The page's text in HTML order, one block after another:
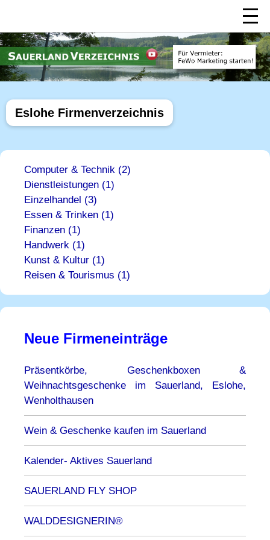
Eslohe Firmenverzeichnis
Computer & Technik (2)
Dienstleistungen (1)
Einzelhandel (3)
Essen & Trinken (1)
Finanzen (1)
Handwerk (1)
Kunst & Kultur (1)
Reisen & Tourismus (1)
Neue Firmeneinträge
Präsentkörbe, Geschenkboxen &
Weihnachtsgeschenke im Sauerland, Eslohe,
Wenholthausen
Wein & Geschenke kaufen im Sauerland
Kalender- Aktives Sauerland
SAUERLAND FLY SHOP
WALDDESIGNERIN®